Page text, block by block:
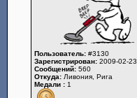
Пользователь: #3130
Зарегистрирован: 2009-02-23
Сообщений: 560
Откуда: Ливония, Рига
Медали : 1